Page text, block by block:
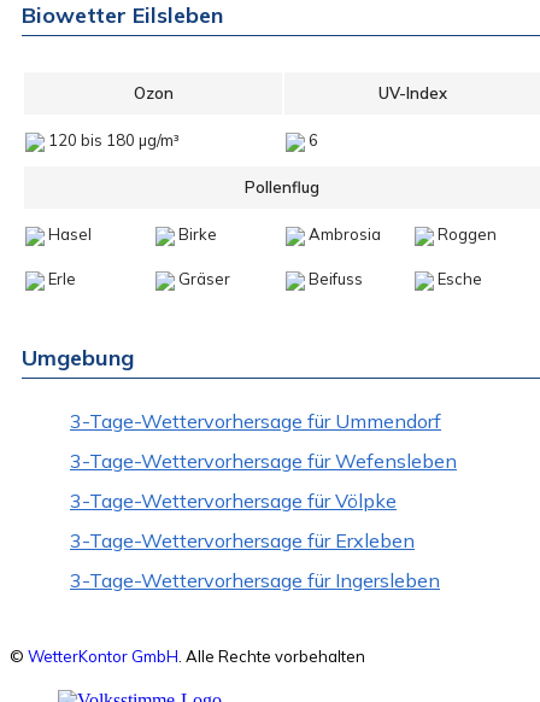
Biowetter Eilsleben
Ozon UV-Index
120 bis 180 µg/m³ 6
Pollenflug
Hasel Birke Ambrosia Roggen
Erle Gräser Beifuss Esche
Umgebung
3-Tage-Wettervorhersage für Ummendorf
3-Tage-Wettervorhersage für Wefensleben
3-Tage-Wettervorhersage für Völpke
3-Tage-Wettervorhersage für Erxleben
3-Tage-Wettervorhersage für Ingersleben
© WetterKontor GmbH. Alle Rechte vorbehalten